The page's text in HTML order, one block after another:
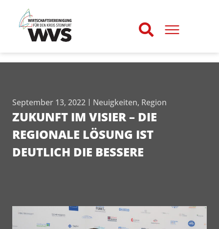
September 13, 2022 Neuigkeiten, Region
ZUKUNFT IM VISIER – DIE
REGIONALE LÖSUNG IST
DEUTLICH DIE BESSERE